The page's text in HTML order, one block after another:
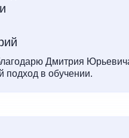
Дмитрия
подход в обучении.